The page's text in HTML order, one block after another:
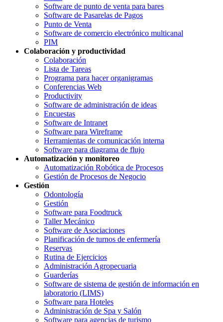
Software de punto de venta para bares
Software de Pasarelas de Pagos
Punto de Venta
Software de comercio electrónico multicanal
PIM
Colaboración y productividad
Colaboración
Lista de Tareas
Programa para hacer organigramas
Conferencias Web
Productivity
Software de administración de ideas
Encuestas
Software de Intranet
Software para Wireframe
Herramientas de comunicación interna
Software para diagrama de flujo
Automatización y monitoreo
Automatización Robótica de Procesos
Gestión de Procesos de Negocio
Gestión
Odontología
Gestión
Software para Foodtruck
Taller Mecánico
Software de Asociaciones
Planificación de turnos de enfermería
Reservas
Rutina de Ejercicios
Administración Agropecuaria
Guarderías
Software de sistema de gestión de información en
laboratorio (LIMS)
Software para Hoteles
Administración de Spa y Salón
Software para agencias de turismo